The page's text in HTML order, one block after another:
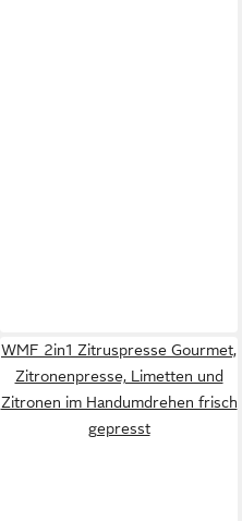
WMF 2in1 Zitruspresse Gourmet,
Zitronenpresse, Limetten und
Zitronen im Handumdrehen frisch
gepresst